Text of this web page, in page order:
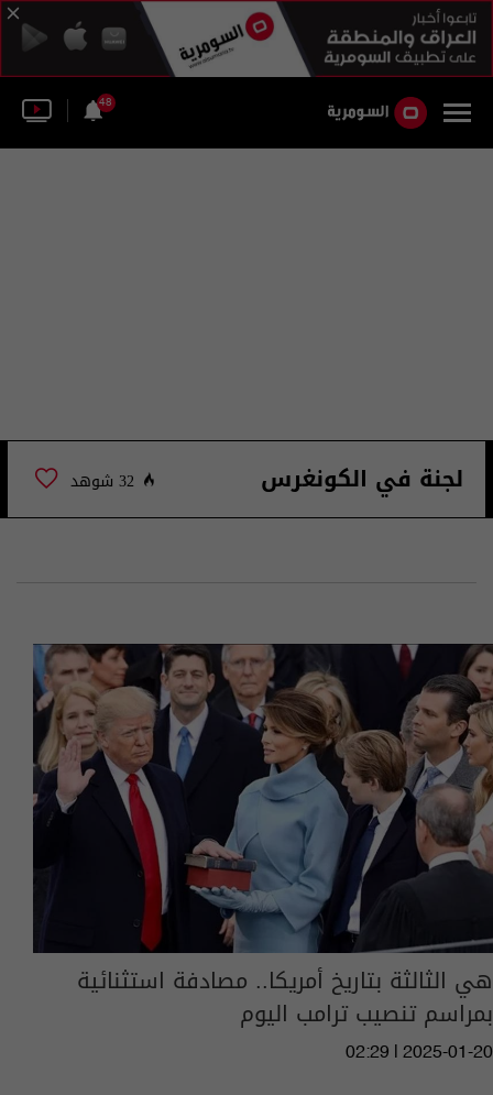
48
لجنة في الكونغرس 32 شوهد
هي الثالثة بتاريخ أمريكا.. مصادفة استثنائية
بمراسم تنصيب ترامب اليوم
02:29 | 2025-01-20